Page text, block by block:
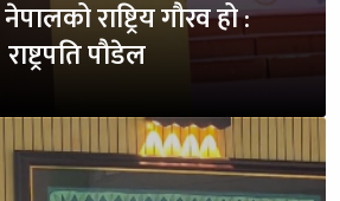
राष्ट्रिय गौरव हो :
राष्ट्रपति पौडेल